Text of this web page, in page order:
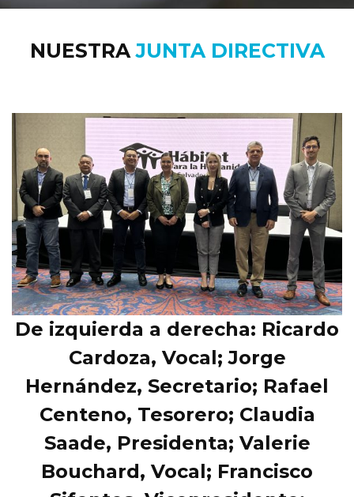
NUESTRAJUNTA DIRECTIVA
De izquierda a derecha: Ricardo
Cardoza, Vocal; Jorge
Hernández, Secretario; Rafael
Centeno, Tesorero; Claudia
Saade, Presidenta; Valerie
Bouchard, Vocal; Francisco